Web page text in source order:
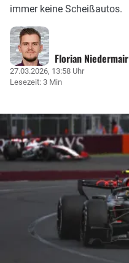
immer keine Scheißautos.
Florian Niedermair
27.03.2026, 13:58 Uhr
Lesezeit: 3 Min